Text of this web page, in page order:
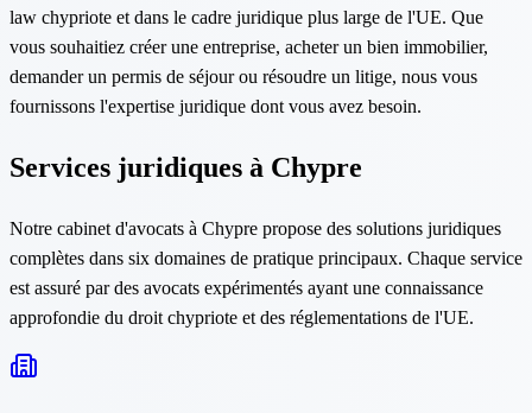
law chypriote et dans le cadre juridique plus large de l'UE. Que
vous souhaitiez créer une entreprise, acheter un bien immobilier,
demander un permis de séjour ou résoudre un litige, nous vous
fournissons l'expertise juridique dont vous avez besoin.
Services juridiques à Chypre
Notre cabinet d'avocats à Chypre propose des solutions juridiques
complètes dans six domaines de pratique principaux. Chaque service
est assuré par des avocats expérimentés ayant une connaissance
approfondie du droit chypriote et des réglementations de l'UE.